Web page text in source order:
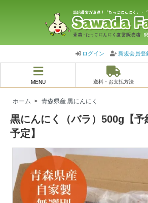
ログイン 新規会員登
MENU 送料・お支払方法
ホーム > 青森県産 黒にんにく
黒にんにく（バラ）500g【予
予定】